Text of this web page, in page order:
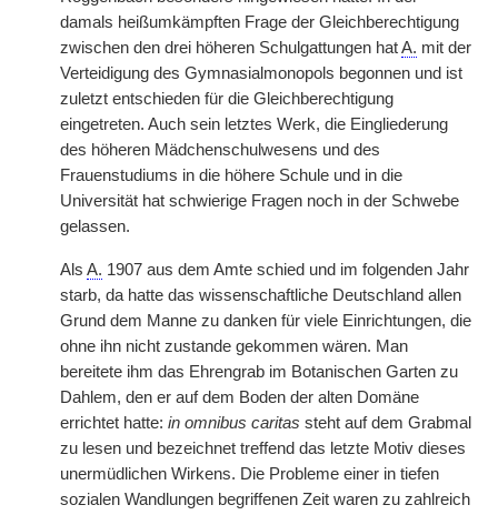
damals heißumkämpften Frage der Gleichberechtigung
zwischen den drei höheren Schulgattungen hatA. mit der
Verteidigung des Gymnasialmonopols begonnen und ist
zuletzt entschieden für die Gleichberechtigung
eingetreten. Auch sein letztes Werk, die Eingliederung
des höheren Mädchenschulwesens und des
Frauenstudiums in die höhere Schule und in die
Universität hat schwierige Fragen noch in der Schwebe
gelassen.
Als A. 1907 aus dem Amte schied und im folgenden Jahr
starb, da hatte das wissenschaftliche Deutschland allen
Grund dem Manne zu danken für viele Einrichtungen, die
ohne ihn nicht zustande gekommen wären. Man
bereitete ihm das Ehrengrab im Botanischen Garten zu
Dahlem, den er auf dem Boden der alten Domäne
errichtet hatte: in omnibus caritas steht auf dem Grabmal
zu lesen und bezeichnet treffend das letzte Motiv dieses
unermüdlichen Wirkens. Die Probleme einer in tiefen
sozialen Wandlungen begriffenen Zeit waren zu zahlreich